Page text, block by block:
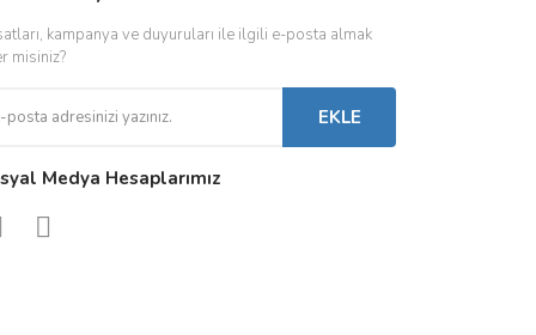
Driverlar
Kontaktörler
Sigorta & Otomatlar
kampanya ve duyuruları ile ilgili e-posta almak
misiniz?
EKLE
Medya Hesaplarımız